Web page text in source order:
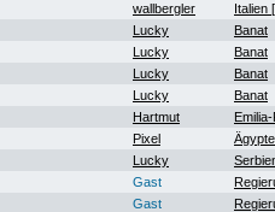
wallbergler Italien
Lucky Banat
Lucky Banat
Lucky Banat
Lucky Banat
Hartmut
Pixel
Lucky
Gast
Gast